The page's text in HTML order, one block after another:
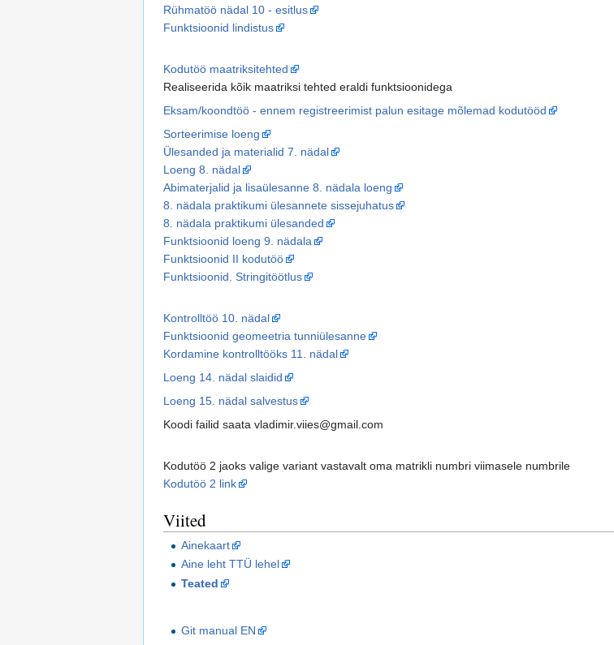
Rühmatöö nädal 10 - esitlus
Funktsioonid lindistus
Kodutöö maatriksitehted
Realiseerida kõik maatriksi tehted eraldi funktsioonidega
Eksam/koondtöö - ennem registreerimist palun esitage mõlemad kodutööd
Sorteerimise loeng
Ülesanded ja materialid 7. nädal
Loeng 8. nädal
Abimaterjalid ja lisaülesanne 8. nädala loeng
8. nädala praktikumi ülesannete sissejuhatus
8. nädala praktikumi ülesanded
Funktsioonid loeng 9. nädala
Funktsioonid II kodutöö
Funktsioonid. Stringitöötlus
Kontrolltöö 10. nädal
Funktsioonid geomeetria tunniülesanne
Kordamine kontrolltööks 11. nädal
Loeng 14. nädal slaidid
Loeng 15. nädal salvestus
Koodi failid saata vladimir.viies@gmail.com
Kodutöö 2 jaoks valige variant vastavalt oma matrikli numbri viimasele numbrile
Kodutöö 2 link
Viited
Ainekaart
Aine leht TTÜ lehel
Teated
Git manual EN